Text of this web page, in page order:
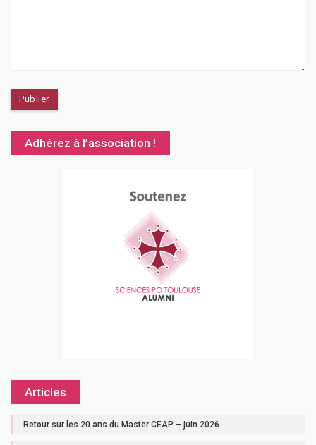
Adhérez à l’association !
Articles
Retour sur les 20 ans du Master CEAP – juin 2026